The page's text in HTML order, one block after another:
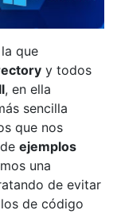
que
y todos
, en ella
sencilla
que nos
ejemplos
una
de evitar
de código